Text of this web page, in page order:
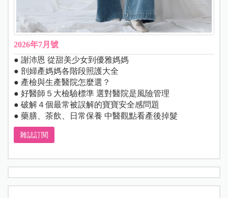
2026年7月號
● 謝沛恩 從甜美少女到優雅媽媽
● 剖婦產媽媽各階段照護大全
● 產檢與生產醫院怎麼選？
● 好醫師５大檢驗標準 選對醫院是風險管理
● 破解４個最常被誤解的寶寶安全感問題
● 藥膳、茶飲、日常保養 中醫觀點看產後掉髮
雜誌訂閱